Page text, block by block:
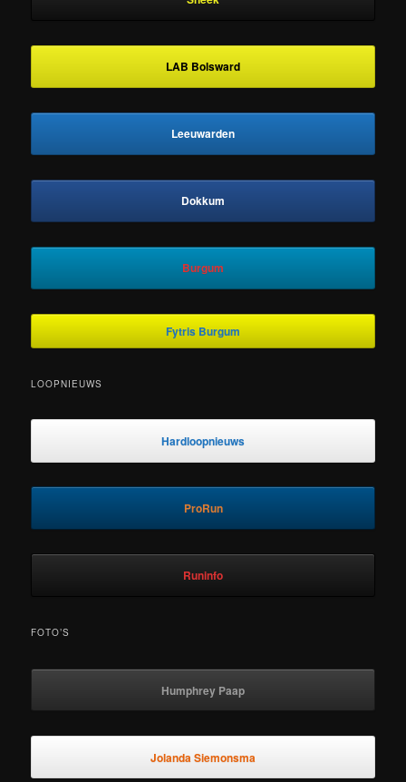
LAB Bolsward
Leeuwarden
Dokkum
Burgum
Fytris Burgum
LOOPNIEUWS
Hardloopnieuws
ProRun
Runinfo
FOTO’S
Humphrey Paap
Jolanda Siemonsma